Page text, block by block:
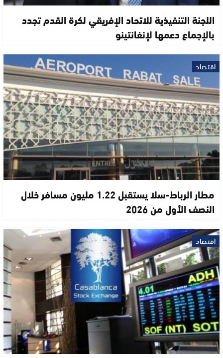
اللجنة التنفيذية للاتحاد الإفريقي لكرة القدم تجدد
بالإجماع دعمها لإنفانتينو
اقتصاد
مطار الرباط-سلا يستقبل 1.22 مليون مسافر خلال
النصف الأول من 2026
اقتصاد